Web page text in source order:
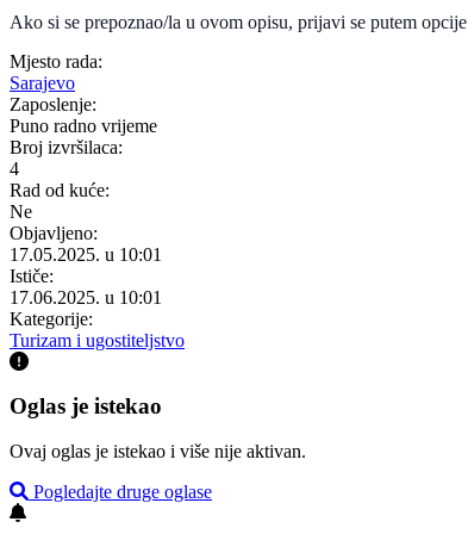
Ako si se prepoznao/la u ovom opisu, prijavi se putem opcije
Mjesto rada:
Sarajevo
Zaposlenje:
Puno radno vrijeme
Broj izvršilaca:
4
Rad od kuće:
Ne
Objavljeno:
17.05.2025. u 10:01
Ističe:
17.06.2025. u 10:01
Kategorije:
Turizam i ugostiteljstvo
Oglas je istekao
Ovaj oglas je istekao i više nije aktivan.
Pogledajte druge oglase